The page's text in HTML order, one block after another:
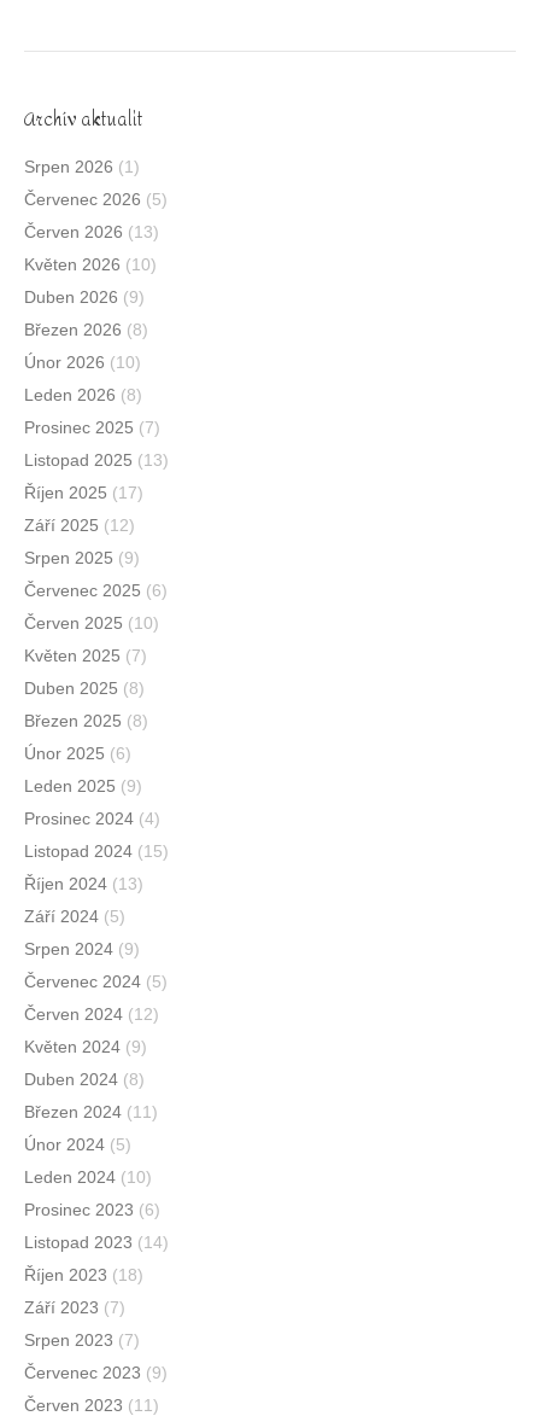
Archív aktualit
Srpen 2026 (1)
Červenec 2026 (5)
Červen 2026 (13)
Květen 2026 (10)
Duben 2026 (9)
Březen 2026 (8)
Únor 2026 (10)
Leden 2026 (8)
Prosinec 2025 (7)
Listopad 2025 (13)
Říjen 2025 (17)
Září 2025 (12)
Srpen 2025 (9)
Červenec 2025 (6)
Červen 2025 (10)
Květen 2025 (7)
Duben 2025 (8)
Březen 2025 (8)
Únor 2025 (6)
Leden 2025 (9)
Prosinec 2024 (4)
Listopad 2024 (15)
Říjen 2024 (13)
Září 2024 (5)
Srpen 2024 (9)
Červenec 2024 (5)
Červen 2024 (12)
Květen 2024 (9)
Duben 2024 (8)
Březen 2024 (11)
Únor 2024 (5)
Leden 2024 (10)
Prosinec 2023 (6)
Listopad 2023 (14)
Říjen 2023 (18)
Září 2023 (7)
Srpen 2023 (7)
Červenec 2023 (9)
Červen 2023 (11)